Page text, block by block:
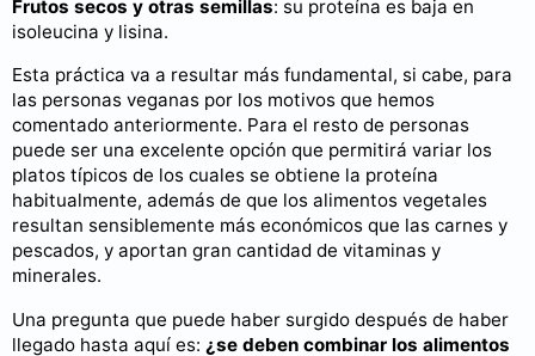
Frutos secos y otras semillas: su proteína es baja en
isoleucina y lisina.
Esta práctica va a resultar más fundamental, si cabe, para
las personas veganas por los motivos que hemos
comentado anteriormente. Para el resto de personas
puede ser una excelente opción que permitirá variar los
platos típicos de los cuales se obtiene la proteína
habitualmente, además de que los alimentos vegetales
resultan sensiblemente más económicos que las carnes y
pescados, y aportan gran cantidad de vitaminas y
minerales.
Una pregunta que puede haber surgido después de haber
llegado hasta aquí es: ¿se deben combinar los alimentos